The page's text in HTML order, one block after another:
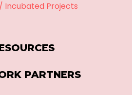
Incubated Projects
PARTNERS